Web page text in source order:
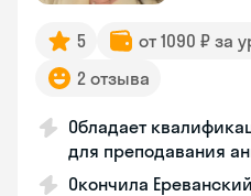
5 от 1090 ₽ за
2 отзыва
Обладает
для преподавания
Окончила